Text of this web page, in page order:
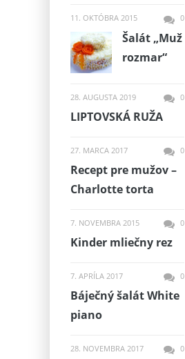
11. OKTÓBRA 2015 0
Šalát „Muž
rozmar“
28. AUGUSTA 2019 0
LIPTOVSKÁ RUŽA
27. MARCA 2017 0
Recept pre mužov –
Charlotte torta
7. NOVEMBRA 2015 0
Kinder mliečny rez
7. APRÍLA 2017 0
Báječný šalát White
piano
28. NOVEMBRA 2017 0